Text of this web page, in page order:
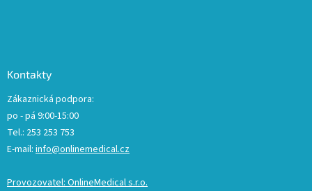
Kontakty
Zákaznická podpora:
po - pá 9:00-15:00
Tel.: 253 253 753
E-mail: info@onlinemedical.cz
Provozovatel: OnlineMedical s.r.o.